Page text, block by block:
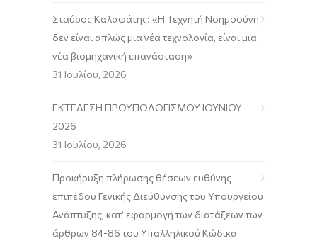
Σταύρος Καλαφάτης: «Η Τεχνητή Νοημοσύνη
δεν είναι απλώς μια νέα τεχνολογία, είναι μια
νέα βιομηχανική επανάσταση»
31 Ιουλίου, 2026
ΕΚΤΕΛΕΣΗ ΠΡΟΥΠΟΛΟΓΙΣΜΟΥ ΙΟΥΝΙΟΥ
2026
31 Ιουλίου, 2026
Προκήρυξη πλήρωσης θέσεων ευθύνης
επιπέδου Γενικής Διεύθυνσης του Υπουργείου
Ανάπτυξης, κατ’ εφαρμογή των διατάξεων των
άρθρων 84-86 του Υπαλληλικού Κώδικα